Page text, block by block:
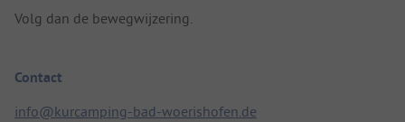
Volg dan de bewegwijzering.
Contact
info@kurcamping-bad-woerishofen.de